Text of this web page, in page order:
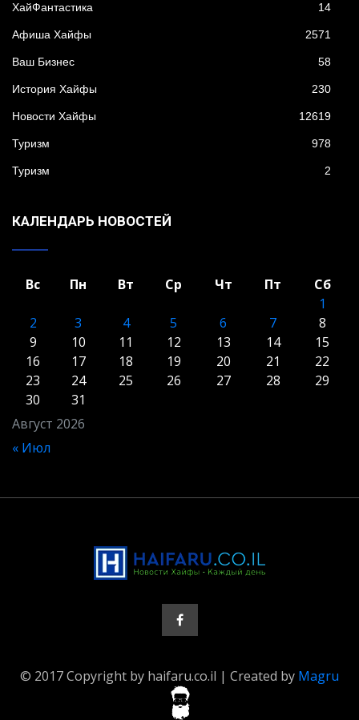
XайФантастика 14
Афиша Хайфы 2571
Ваш Бизнес 58
История Хайфы 230
Новости Хайфы 12619
Туризм 978
Туризм 2
КАЛЕНДАРЬ НОВОСТЕЙ
Август 2026
Вс Пн Вт Ср Чт Пт
Сб
1
2
3 4 5 6 7
8
9
10 11 12 13 14
15
16
17 18 19 20 21
22
23
24 25 26 27 28
29
30
31
« Июл
© 2017 Copyright by haifaru.co.il | Created by Magru